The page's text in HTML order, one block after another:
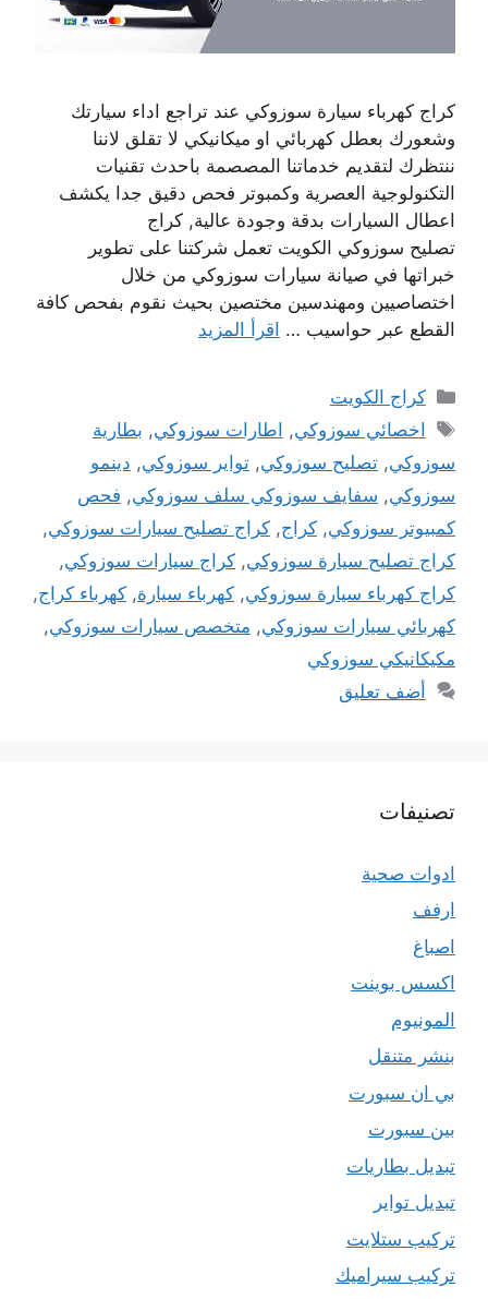
كراج كهرباء سيارة سوزوكي عند تراجع اداء سيارتك
وشعورك بعطل كهربائي او ميكانيكي لا تقلق لاننا
ننتظرك لتقديم خدماتنا المصصمة باحدث تقنيات
التكنولوجية العصرية وكمبوتر فحص دقيق جدا يكشف
اعطال السيارات بدقة وجودة عالية, كراج
تصليح سوزوكي الكويت تعمل شركتنا على تطوير
خبراتها في صيانة سيارات سوزوكي من خلال
اختصاصيين ومهندسين مختصين بحيث نقوم بفحص كافة
القطع عبر حواسيب … اقرأ المزيد
التصنيفات
كراج الكويت
الوسوم
اخصائي سوزوكي, اطارات سوزوكي, بطارية
سوزوكي, تصليح سوزوكي, تواير سوزوكي, دينمو
سوزوكي, سفايف سوزوكي سلف سوزوكي, فحص
كمبيوتر سوزوكي, كراج, كراج تصليح سيارات سوزوكي,
كراج تصليح سيارة سوزوكي, كراج سيارات سوزوكي,
كراج كهرباء سيارة سوزوكي, كهرباء سيارة, كهرباء كراج,
كهربائي سيارات سوزوكي, متخصص سيارات سوزوكي,
مكيكانيكي سوزوكي
أضف تعليق
تصنيفات
ادوات صحية
ارفف
اصباغ
اكسس بوينت
المونيوم
بنشر متنقل
بي ان سبورت
بين سبورت
تبديل بطاريات
تبديل تواير
تركيب ستلايت
تركيب سيراميك